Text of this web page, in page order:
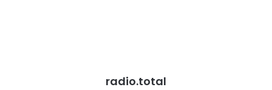
radio.total